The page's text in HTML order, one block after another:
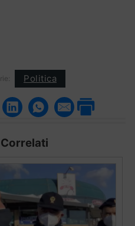
Politica